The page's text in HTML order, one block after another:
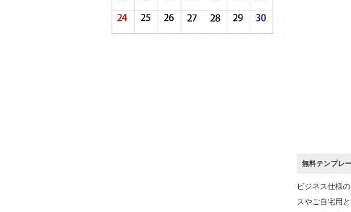
無料テンプレ
ビジネス仕様
スやご自宅用